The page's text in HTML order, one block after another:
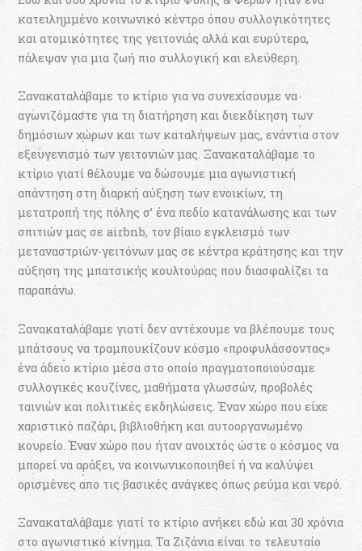
κατειλημμένο κοινωνικό κέντρο όπου συλλογικότητες
και ατομικότητες της γειτονιάς αλλά και ευρύτερα,
πάλεψαν για μια ζωή πιο συλλογική και ελεύθερη.
Ξανακαταλάβαμε το κτίριο για να συνεχίσουμε να
αγωνιζόμαστε για τη διατήρηση και διεκδίκηση των
δημόσιων χώρων και των καταλήψεων μας, ενάντια στον
εξευγενισμό των γειτονιών μας. Ξανακαταλάβαμε το
κτίριο γιατί θέλουμε να δώσουμε μια αγωνιστική
απάντηση στη διαρκή αύξηση των ενοικίων, τη
μετατροπή της πόλης σ’ ένα πεδίο κατανάλωσης και των
σπιτιών μας σε airbnb, τον βίαιο εγκλεισμό των
μεταναστριών-γειτόνων μας σε κέντρα κράτησης και την
αύξηση της μπατσικής κουλτούρας που διασφαλίζει τα
παραπάνω.
Ξανακαταλάβαμε γιατί δεν αντέχουμε να βλέπουμε τους
μπάτσους να τραμπουκίζουν κόσμο «προφυλάσσοντας»
ένα άδειο κτίριο μέσα στο οποίο πραγματοποιούσαμε
συλλογικές κουζίνες, μαθήματα γλωσσών, προβολές
ταινιών και πολιτικές εκδηλώσεις. Έναν χώρο που είχε
χαριστικό παζάρι, βιβλιοθήκη και αυτοοργανωμένο
κουρείο. Έναν χώρο που ήταν ανοιχτός ώστε ο κόσμος να
μπορεί να αράξει, να κοινωνικοποιηθεί ή να καλύψει
ορισμένες απο τις βασικές ανάγκες όπως ρεύμα και νερό.
Ξανακαταλάβαμε γιατί το κτίριο ανήκει εδώ και 30 χρόνια
στο αγωνιστικό κίνημα. Τα Ζιζάνια είναι το τελευταίο